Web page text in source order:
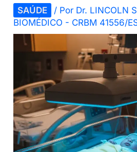
SAÚDE / Por Dr. LINCOLN
BIOMÉDICO - CRBM 41556/